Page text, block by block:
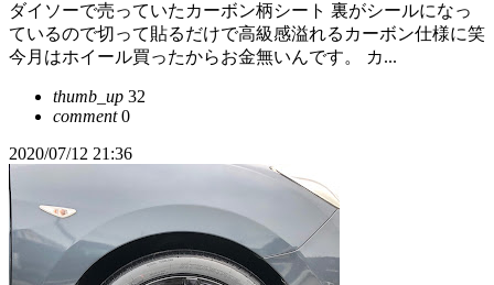
ダイソーで売っていたカーボン柄シート 裏がシールになっ
ているので切って貼るだけで高級感溢れるカーボン仕様に笑
今月はホイール買ったからお金無いんです。 カ...
thumb_up 32
comment0
2020/07/12 21:36